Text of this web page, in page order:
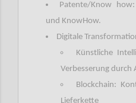
Patente/Know
und KnowHow.
Digitale
Künstliche
Verbesserung durch
Blockchain:
Lieferkette